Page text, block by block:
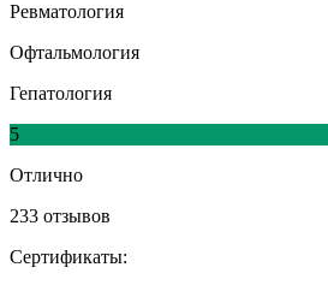
Ревматология
Офтальмология
Гепатология
5
Отлично
233 отзывов
Сертификаты: